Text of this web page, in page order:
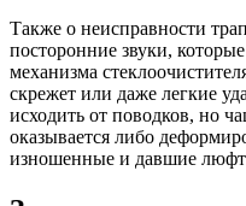
Также о неисправности
посторонние звуки,
механизма
скрежет или даже легкие
исходить от поводков, но
оказывается либо
изношенные и давшие